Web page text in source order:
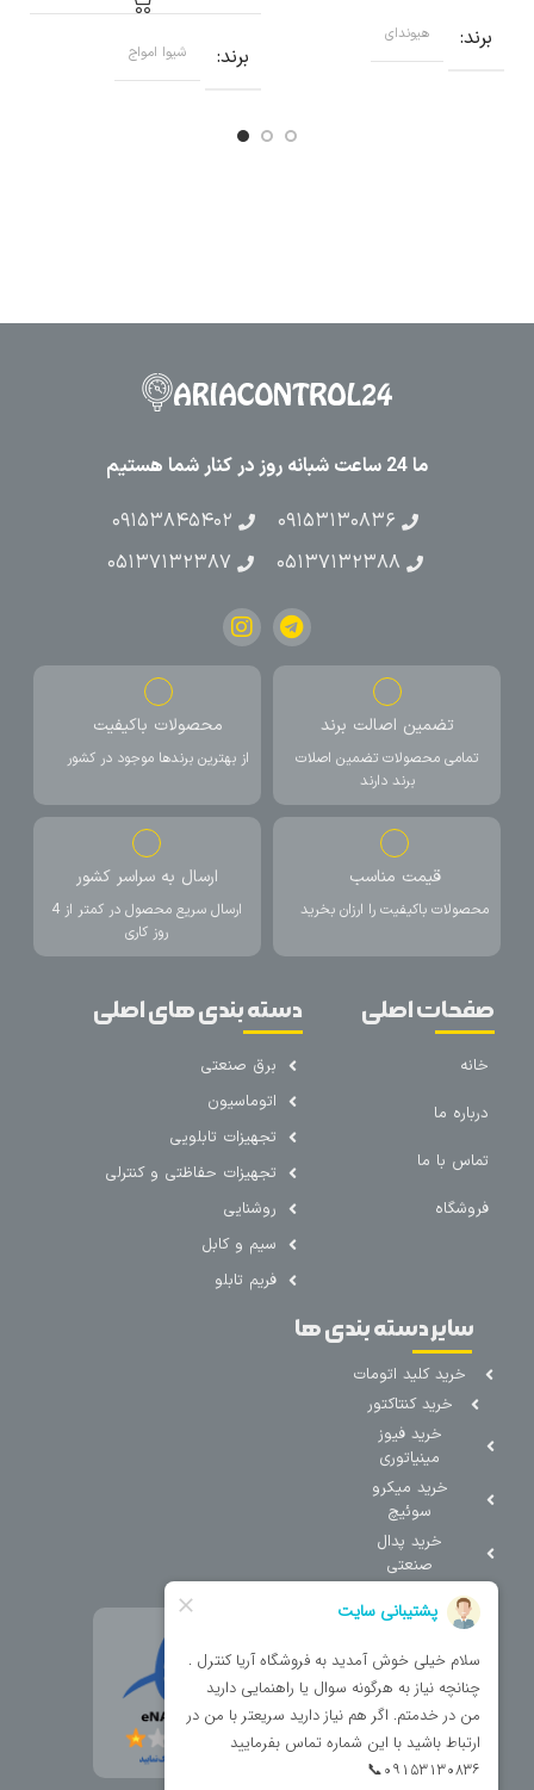
برند هیوندای
برند شیوا امواج
ما 24 ساعت شبانه روز در کنار شما هستیم
۰۹۱۵۳۱۳۰۸۳۶
۰۹۱۵۳۸۴۵۴۰۲
۰۵۱۳۷۱۳۲۳۸۸
۰۵۱۳۷۱۳۲۳۸۷
تضمین اصالت برند
تمامی محصولات تضمین اصلات
برند دارند
محصولات باکیفیت
از بهترین برندها موجود در کشور
قیمت مناسب
محصولات باکیفیت را ارزان بخرید
ارسال به سراسر کشور
ارسال سریع محصول در کمتر از 4
روز کاری
صفحات اصلی
خانه
درباره ما
تماس با ما
فروشگاه
دسته بندی های اصلی
برق صنعتی
اتوماسیون
تجهیزات تابلویی
تجهیزات حفاظتی و کنترلی
روشنایی
سیم و کابل
فریم تابلو
سایر دسته بندی ها
خرید کلید اتومات
خرید کنتاکتور
خرید فیوز
مینیاتوری
خرید میکرو
سوئیچ
خرید پدال
صنعتی